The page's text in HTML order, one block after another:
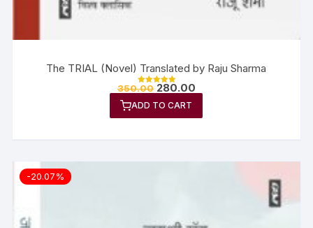
The TRIAL (Novel) Translated by Raju Sharma
Rated
out of 5
350.00 280.00
ADD TO CART
-20.07%